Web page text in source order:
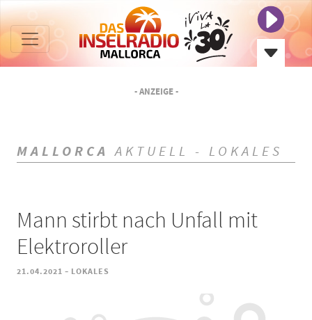
- ANZEIGE -
MALLORCA AKTUELL - LOKALES
Mann stirbt nach Unfall mit
Elektroroller
21.04.2021 - LOKALES